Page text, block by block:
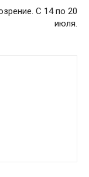
С 14 по 20
июля.